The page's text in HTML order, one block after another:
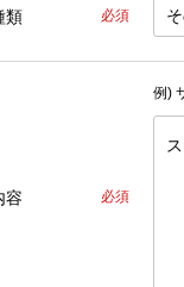
類 必須
容 必須
例)